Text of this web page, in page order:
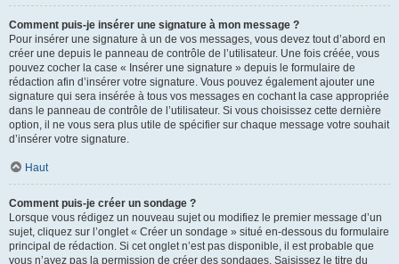
Comment puis-je insérer une signature à mon message ?
Pour insérer une signature à un de vos messages, vous devez tout d’abord en
créer une depuis le panneau de contrôle de l’utilisateur. Une fois créée, vous
pouvez cocher la case « Insérer une signature » depuis le formulaire de
rédaction afin d’insérer votre signature. Vous pouvez également ajouter une
signature qui sera insérée à tous vos messages en cochant la case appropriée
dans le panneau de contrôle de l’utilisateur. Si vous choisissez cette dernière
option, il ne vous sera plus utile de spécifier sur chaque message votre souhait
d’insérer votre signature.
Haut
Comment puis-je créer un sondage ?
Lorsque vous rédigez un nouveau sujet ou modifiez le premier message d’un
sujet, cliquez sur l’onglet « Créer un sondage » situé en-dessous du formulaire
principal de rédaction. Si cet onglet n’est pas disponible, il est probable que
vous n’ayez pas la permission de créer des sondages. Saisissez le titre du